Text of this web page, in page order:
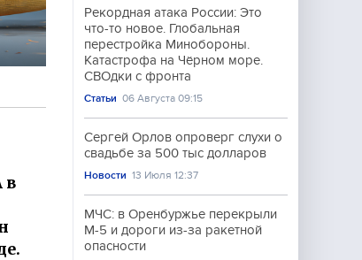
в
Рекордная атака России: Это
что-то новое. Глобальная
перестройка Минобороны.
Катастрофа на Чёрном море.
СВОдки с фронта
Статьи 06 Августа 09:15
Сергей Орлов опроверг слухи о
свадьбе за 500 тыс долларов
Новости 13 Июля 12:37
МЧС: в Оренбуржье перекрыли
М-5 и дороги из-за ракетной
опасности